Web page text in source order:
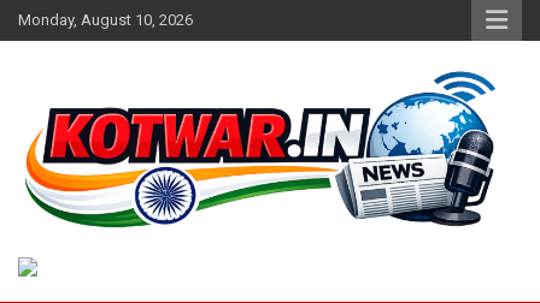
Skip
to
Monday, August 10, 2026
kotwar.in